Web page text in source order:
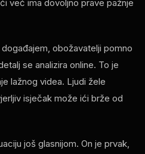
već ima dovoljno prave pažnje
obožavatelji pomno
se analizira online. To je
lažnog videa. Ljudi žele
isječak može ići brže od
još glasnijom. On je prvak,